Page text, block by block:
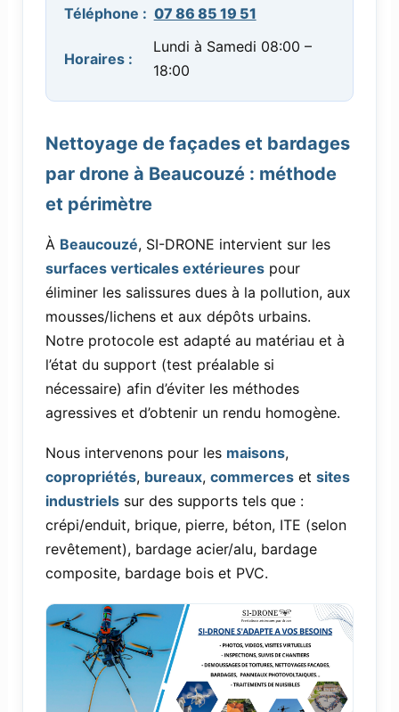
Téléphone : 07 86 85 19 51
Horaires :
Lundi à Samedi 08:00 –
18:00
Nettoyage de façades et bardages
par drone à Beaucouzé : méthode
et périmètre
À Beaucouzé, SI-DRONE intervient sur les
surfaces verticales extérieurespour
éliminer les salissures dues à la pollution, aux
mousses/lichens et aux dépôts urbains.
Notre protocole est adapté au matériau et à
l’état du support (test préalable si
nécessaire) afin d’éviter les méthodes
agressives et d’obtenir un rendu homogène.
Nous intervenons pour les maisons,
copropriétés, bureaux, commerceset sites
industrielssur des supports tels que :
crépi/enduit, brique, pierre, béton, ITE (selon
revêtement), bardage acier/alu, bardage
composite, bardage bois et PVC.